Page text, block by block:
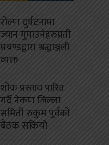
रोल्पा दुर्घटनामा
ज्यान गुमाउनेहरुप्रती
प्रचण्डद्वारा श्रद्धाञ्जली
व्यक्त
शोक प्रस्ताव पारित
गर्दै नेकपा जिल्ला
समिती रुकुम पुर्वको
बैठक सकियो